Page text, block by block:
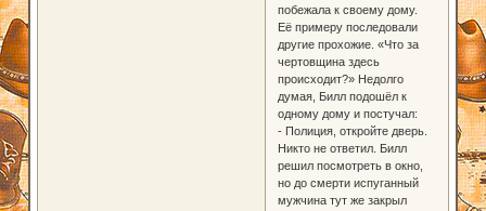
побежала к своему дому.
Её примеру последовали
другие прохожие. «Что за
чертовщина здесь
происходит?» Недолго
думая, Билл подошёл к
одному дому и постучал:
- Полиция, откройте дверь.
Никто не ответил. Билл
решил посмотреть в окно,
но до смерти испуганный
мужчина тут же закрыл